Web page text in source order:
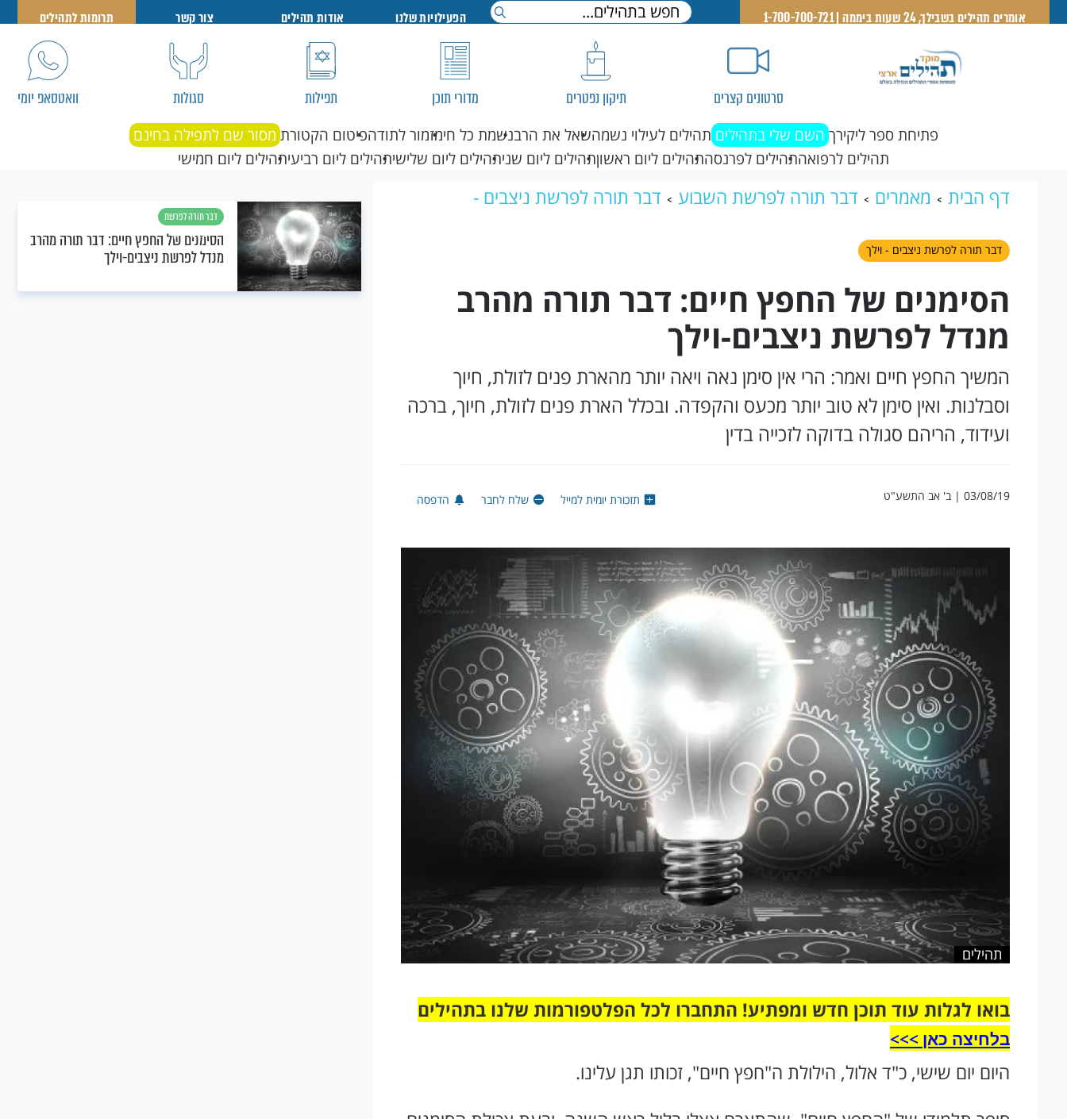
אומרים תהילים בשבילך, 24 שעות ביממה | 1-700-700-721 הפעילויות שלנו אודות תהילים צור קשר תרומות לתהילים
סרטונים קצרים תיקון נפטרים מדורי תוכן תפילות סגולות וואטסאפ יומי
פתיחת ספר ליקירך השם שלי בתהילים תהילים לעילוי נשמהשאל את הרבנשמת כל חימזמור לתודהפיטום הקטורת מסור שם לתפילה בחינם
תהילים לרפואהתהילים לפרנסהתהילים ליום ראשוןתהילים ליום שניתהילים ליום שלישיתהילים ליום רביעיתהילים ליום חמישי
דף הבית מאמרים דבר תורה לפרשת השבוע
דבר תורה לפרשת ניצבים -
וילך
הסימנים של החפץ חיים: דבר תורה מהרב מנדל לפרשת ניצבים-וילך
דבר תורה לפרשת ניצבים - וילך
הסימנים של החפץ חיים: דבר תורה מהרב
מנדל לפרשת ניצבים-וילך
המשיך החפץ חיים ואמר: הרי אין סימן נאה ויאה יותר מהארת פנים לזולת, חיוך
וסבלנות. ואין סימן לא טוב יותר מכעס והקפדה. ובכלל הארת פנים לזולת, חיוך, ברכה
ועידוד, הריהם סגולה בדוקה לזכייה בדין
03/08/19 | ב' אב התשע"ט תזכורת יומית למייל שלח לחבר הדפסה
תהילים
בואו לגלות עוד תוכן חדש ומפתיע! התחברו לכל הפלטפורמות שלנו בתהילים
בלחיצה כאן >>>​
היום יום שישי, כ"ד אלול, הילולת ה"חפץ חיים", זכותו תגן עלינו.
דבר תורה לפרשת
ניצבים - וילך
הסימנים של החפץ חיים: דבר תורה מהרב
מנדל לפרשת ניצבים-וילך